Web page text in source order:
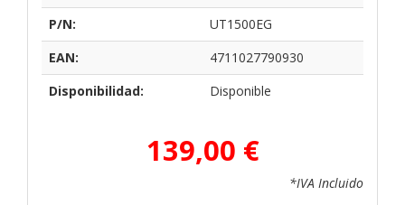
P/N:
UT1500EG
EAN:
4711027790930
Disponibilidad:
Disponible
139,00 €
*IVA Incluido